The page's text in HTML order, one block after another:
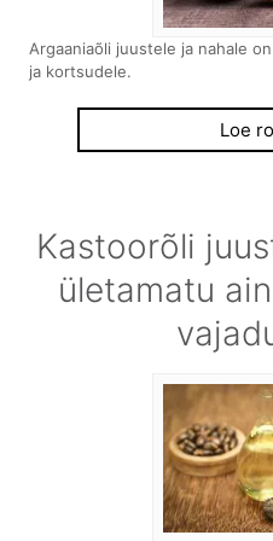
Argaaniaõli juustele ja nahale
ja kortsudele.
Loe
Kastoorõli
ületamatu